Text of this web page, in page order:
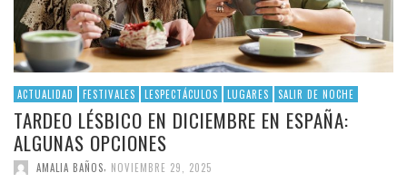
ACTUALIDAD FESTIVALES LESPECTÁCULOS LUGARES SALIR DE NOCHE
TARDEO LÉSBICO EN DICIEMBRE EN ESPAÑA:
ALGUNAS OPCIONES
AMALIA BAÑOS NOVIEMBRE 29, 2025